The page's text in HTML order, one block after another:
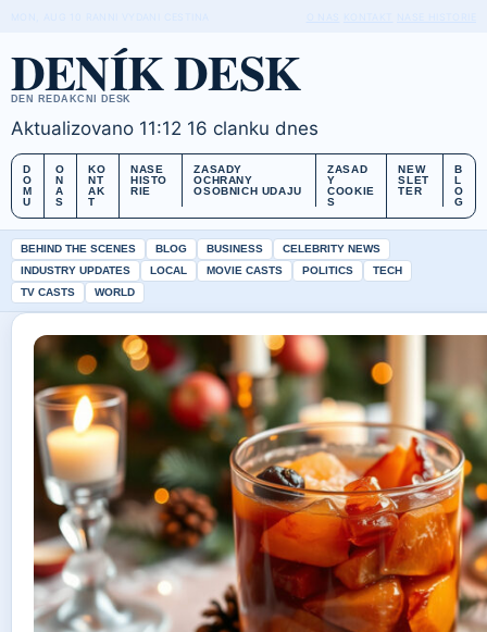
DENÍK DESK
DEN REDAKCNI DESK
Aktualizovano 11:12 16 clanku dnes
D
O
M
U
O
N
A
S
KO
NT
AK
T
NASE
HISTO
RIE
ZASADY
OCHRANY
OSOBNICH UDAJU
ZASAD
Y
COOKIE
S
NEW
SLET
TER
B
L
O
G
BEHIND THE SCENES BLOG BUSINESS
CELEBRITY NEWS
INDUSTRY UPDATES
LOCAL MOVIE CASTS POLITICS
TECH
TV CASTS
WORLD